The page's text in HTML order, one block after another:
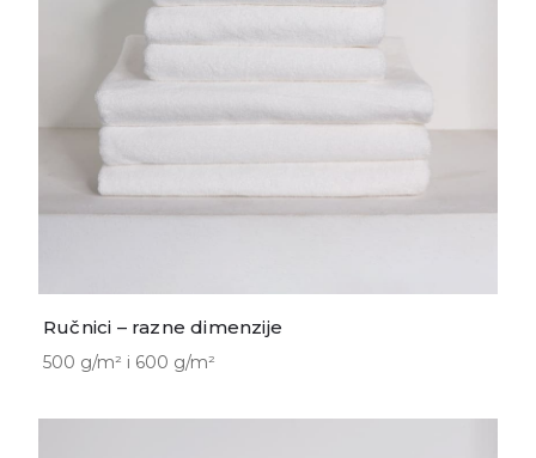
Ručnici – razne dimenzije
500 g/m² i 600 g/m²